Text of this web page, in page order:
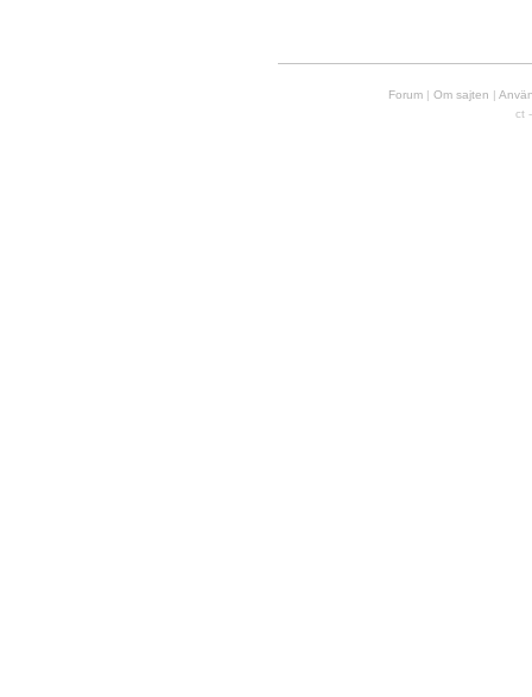
Forum | Om sajten |
ct